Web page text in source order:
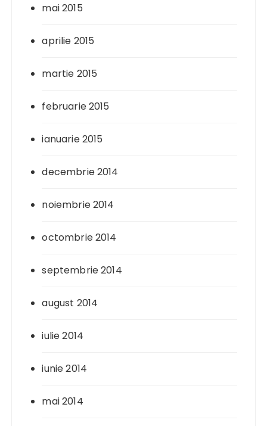
mai 2015
aprilie 2015
martie 2015
februarie 2015
ianuarie 2015
decembrie 2014
noiembrie 2014
octombrie 2014
septembrie 2014
august 2014
iulie 2014
iunie 2014
mai 2014